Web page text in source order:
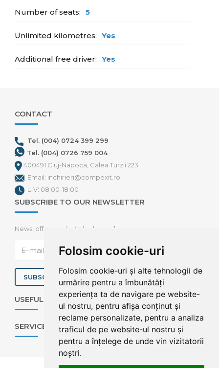
Folosim cookie-uri
Folosim cookie-uri și alte tehnologii de
urmărire pentru a îmbunătăți
experiența ta de navigare pe website-
ul nostru, pentru afișa conținut și
reclame personalizate, pentru a analiza
traficul de pe website-ul nostru și
pentru a înțelege de unde vin vizitatorii
noștri.
Number of seats: 5
Unlimited kilometres: Yes
Additional free driver: Yes
CONTACT
Tel. (004) 0724 399 299
Tel. (004) 0726 759 004
400491 Cluj-Napoca, Calea Turzii 223
Email: inchirieri@compexit.ro
L-V: 08:00-18:00
SUBSCRIBE TO OUR NEWSLETTER
News, offers and articles by mail
SUBSCRIBE
USEFUL INFORMATION
SERVICES